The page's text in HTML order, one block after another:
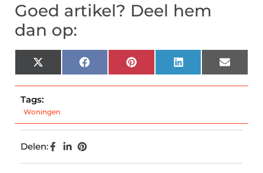
Goed artikel? Deel hem
dan op:
X
(Twitter)
Facebook Pinterest LinkedIn Email
Tags:
Woningen
Delen: